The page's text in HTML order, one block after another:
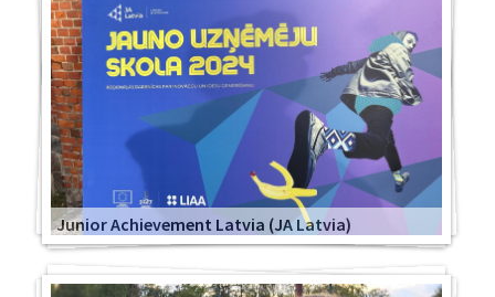
Junior Achievement Latvia (JA Latvia)